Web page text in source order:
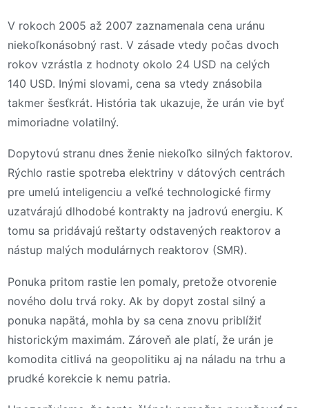
V rokoch 2005 až 2007 zaznamenala cena uránu
niekoľkonásobný rast. V zásade vtedy počas dvoch
rokov vzrástla z hodnoty okolo 24 USD na celých
140 USD. Inými slovami, cena sa vtedy znásobila
takmer šesťkrát. História tak ukazuje, že urán vie byť
mimoriadne volatilný.
Dopytovú stranu dnes ženie niekoľko silných faktorov.
Rýchlo rastie spotreba elektriny v dátových centrách
pre umelú inteligenciu a veľké technologické firmy
uzatvárajú dlhodobé kontrakty na jadrovú energiu. K
tomu sa pridávajú reštarty odstavených reaktorov a
nástup malých modulárnych reaktorov (SMR).
Ponuka pritom rastie len pomaly, pretože otvorenie
nového dolu trvá roky. Ak by dopyt zostal silný a
ponuka napätá, mohla by sa cena znovu priblížiť
historickým maximám. Zároveň ale platí, že urán je
komodita citlivá na geopolitiku aj na náladu na trhu a
prudké korekcie k nemu patria.